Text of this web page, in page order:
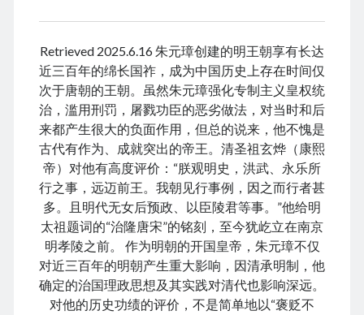
Zhou 周氏
📚 opium 鸦片
📚 Rise of a Mandarin
📚 SFaBB
June 2025
M T W T F S S
1
2 3 4 5 6 7 8
10 11 12 13 14 15
Retrieved 2025.6.16 朱元璋创建的明王朝享有长达
近三百年的绵长国祚，成为中国历史上存在时间仅
次于唐朝的王朝。虽然朱元璋强化专制主义皇权统
治，滥用刑罚，屠戮功臣的恶劣做法，对当时和后
来都产生很大的负面作用，但总的说来，他不愧是
古代有作为、成就突出的帝王。清圣祖玄烨（康熙
帝）对他有高度评价：“朕观明史，洪武、永乐所
行之事，远迈前王。我朝见行事例，因之而行者甚
多。且明代无女后预政、以臣陵君等事。”他给明
太祖题词的“治隆唐宋”的铭刻，至今犹屹立在南京
明孝陵之前。 作为明朝的开国皇帝，朱元璋不仅
对近三百年的明朝产生重大影响，因清承明制，他
确定的治国理政思想及其实践对清代也影响深远。
对他的历史功绩的评价，不是简单地以“褒贬不